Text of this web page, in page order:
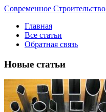
Современное Строительство
Главная
Все статьи
Обратная связь
Новые статьи